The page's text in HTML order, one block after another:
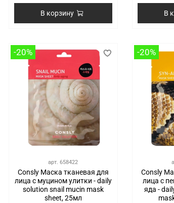
В корзину В
-20%
арт.658422
Consly Маска тканевая для
лица с муцином улитки - daily
solution snail mucin mask
sheet, 25мл
-20%
Consly
лица с
яда -